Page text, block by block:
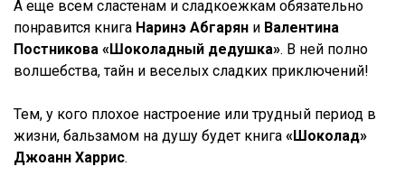
А еще всем сластенам и сладкоежкам обязательно
понравится книга Наринэ Абгарян и Валентина
Постникова «Шоколадный дедушка». В ней полно
волшебства, тайн и веселых сладких приключений!
Тем, у кого плохое настроение или трудный период в
жизни, бальзамом на душу будет книга «Шоколад»
Джоанн Харрис.